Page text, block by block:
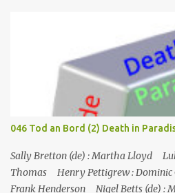
046 Tod an Bord (2) Death in
Sally Bretton (de) : Martha Lloyd
Thomas Henry Pettigrew :
Frank Henderson Nigel Betts (de) :